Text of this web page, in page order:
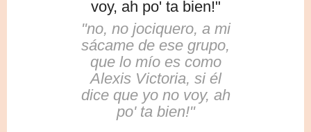
"no, no jociquero, a mi
sácame de ese grupo,
que lo mío es como
Alexis Victoria, si él
dice que yo no voy, ah
po' ta bien!"